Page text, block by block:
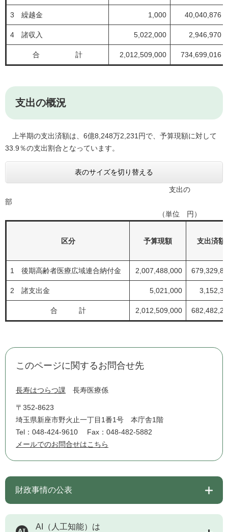
3 繰越金 1,000 40,040,876
4 諸収入 5,022,000 2,946,970
合 計 2,012,509,000 734,699,016
支出の概況
上半期の支出済額は、6億8,248万2,231円で、予算現額に対して
33.9％の支出割合となっています。
表のサイズを切り替える
支出の
（単位 円）
区分 予算現額 支出済額
1 後期高齢者医療広域連合納付金 2,007,488,000
2 諸支出金 5,021,000
合 計 2,012,509,000
このページに関するお問合せ先
長寿はつらつ課 長寿医療係
〒352-8623
埼玉県新座市野火止一丁目1番1号 本庁舎1階
Tel：048-424-9610
Fax：048-482-5882
メールでのお問合せはこちら
財政事情の公表
AI（人工知能）は